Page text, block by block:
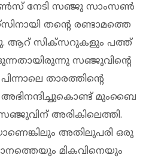
നേടി സഞ്ജു സാംസൺ
തന്റെ രണ്ടാമത്തെ
ആറ് സിക്സറുകളും പത്ത്
സഞ്ജുവിന്റെ
താരത്തിന്റെ
അഭിനന്ദിച്ചുകൊണ്ട് മുംബൈ
അരികിലെത്തി.
അതിലുപരി ഒരു
മികവിനെയും